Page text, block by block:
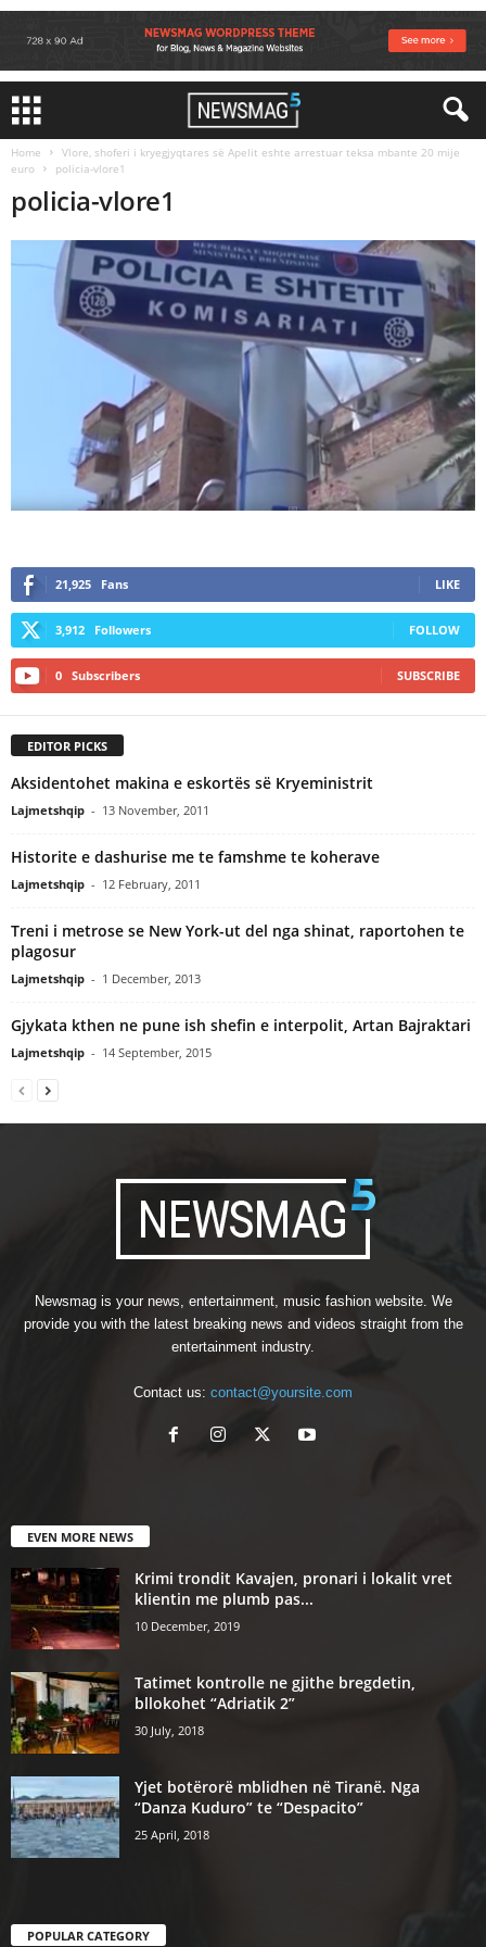
Home
Vlore, shoferi i kryegjyqtares së Apelit eshte arrestuar teksa mbante 20 mije
euro
policia-vlore1
policia-vlore1
21,925 Fans LIKE
3,912 Followers FOLLOW
0 Subscribers SUBSCRIBE
EDITOR PICKS
Aksidentohet makina e eskortës së Kryeministrit
Lajmetshqip - 13 November, 2011
Historite e dashurise me te famshme te koherave
Lajmetshqip - 12 February, 2011
Treni i metrose se New York-ut del nga shinat, raportohen te
plagosur
Lajmetshqip - 1 December, 2013
Gjykata kthen ne pune ish shefin e interpolit, Artan Bajraktari
Lajmetshqip - 14 September, 2015
Newsmag is your news, entertainment, music fashion website. We
provide you with the latest breaking news and videos straight from the
entertainment industry.
Contact us: contact@yoursite.com
EVEN MORE NEWS
Krimi trondit Kavajen, pronari i lokalit vret
klientin me plumb pas...
10 December, 2019
Tatimet kontrolle ne gjithe bregdetin,
bllokohet “Adriatik 2”
30 July, 2018
Yjet botërorë mblidhen në Tiranë. Nga
“Danza Kuduro” te “Despacito”
25 April, 2018
POPULAR CATEGORY